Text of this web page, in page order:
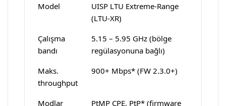
Model
UISP LTU Extreme-Range
(LTU-XR)
Çalışma
bandı
5.15 – 5.95 GHz (bölge
regülasyonuna bağlı)
Maks.
throughput
900+ Mbps* (FW 2.3.0+)
Modlar
PtMP CPE, PtP* (firmware